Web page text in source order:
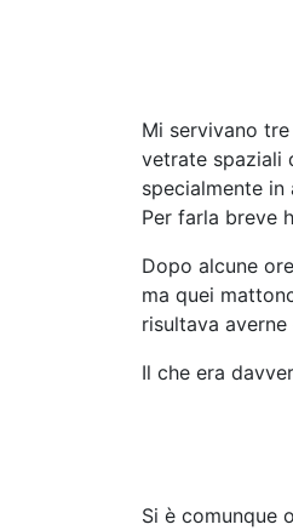
Mi servivano
vetrate spaziali
specialmente
Per farla breve
Dopo alcune
ma quei
risultava averne
Il che era
Si è comunque